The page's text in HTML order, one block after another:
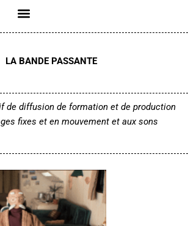
LA BANDE PASSANTE
de diffusion de formation et de production
fixes et en mouvement et aux sons